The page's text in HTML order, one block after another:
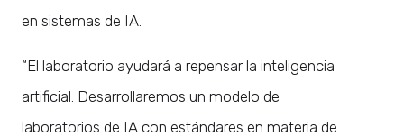
en sistemas de IA.
“El laboratorio ayudará a repensar la inteligencia
artificial. Desarrollaremos un modelo de
laboratorios de IA con estándares en materia de